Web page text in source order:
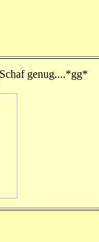
genug....*gg*